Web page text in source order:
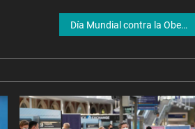
Día Mundial contra la Obesidad Infantil: esta semana se aprobaría la Ley de Alimentación Saludable